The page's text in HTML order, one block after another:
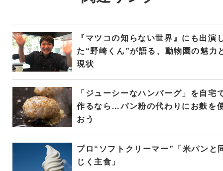
『マツコの知らない世界』にも出演
た“野崎くん”が語る、動物園の魅力
現状
「ジューシーなハンバーグ」を自宅
作るなら…パン粉の代わりにお麩を
おう
プロ“ソフトクリーマー”「米パンと
じく主食」